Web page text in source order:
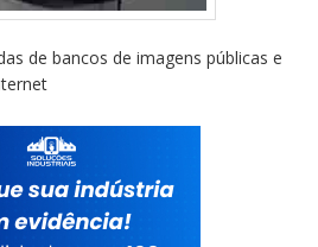
de bancos de imagens públicas e